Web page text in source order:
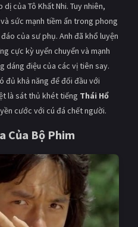
của Tô Khất Nhi. Tuy nhiên,
sức mạnh tiềm ẩn trong phong
của sư phụ. Anh đã khổ luyện
cực kỳ uyển chuyển và mạnh
dáng điệu của các vị tiên say.
đủ khả năng để đối đầu với
là sát thủ khét tiếng Thái Hổ
cước với cú đá chết người.
Của Bộ Phim